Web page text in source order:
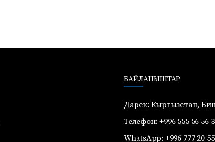
БАЙЛАНЫШТАР
Дарек: Кыргызстан,
Телефон: +996 555 56 56
WhatsApp: +996 777 20